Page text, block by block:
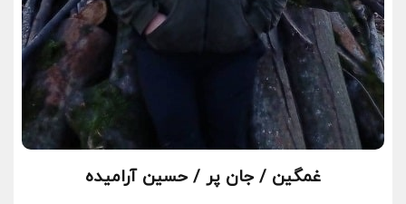
غمگین / جان پر / حسین آرامیده